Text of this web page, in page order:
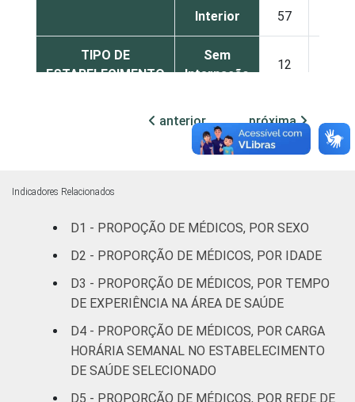
Interior 57
TIPO DE
ESTABELECIMENTO
Sem
Internação
12
Internação
(até 50
13 15
Internação
(mais de
51
FAIXA ETÁRIA
Até 35
anos
36 a 50
anterior próxima
Indicadores Relacionados
D1 - PROPOÇÃO DE MÉDICOS, POR SEXO
D2 - PROPORÇÃO DE MÉDICOS, POR IDADE
D3 - PROPORÇÃO DE MÉDICOS, POR TEMPO
DE EXPERIÊNCIA NA ÁREA DE SAÚDE
D4 - PROPORÇÃO DE MÉDICOS, POR CARGA
HORÁRIA SEMANAL NO ESTABELECIMENTO
DE SAÚDE SELECIONADO
D5 - PROPORÇÃO DE MÉDICOS, POR REDE DE